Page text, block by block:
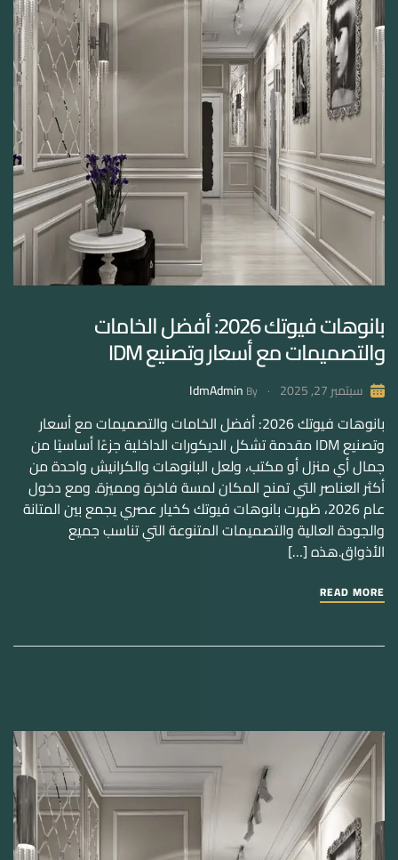
بانوهات فيوتك 2026: أفضل الخامات
والتصميمات مع أسعار وتصنيع IDM
سبتمبر 27, 2025 By
IdmAdmin
بانوهات فيوتك 2026: أفضل الخامات والتصميمات مع أسعار
وتصنيع IDM مقدمة تشكل الديكورات الداخلية جزءًا أساسيًا من
جمال أي منزل أو مكتب، ولعل البانوهات والكرانيش واحدة من
أكثر العناصر التي تمنح المكان لمسة فاخرة ومميزة. ومع دخول
عام 2026، ظهرت بانوهات فيوتك كخيار عصري يجمع بين المتانة
والجودة العالية والتصميمات المتنوعة التي تناسب جميع
الأذواق.هذه […]
READ MORE